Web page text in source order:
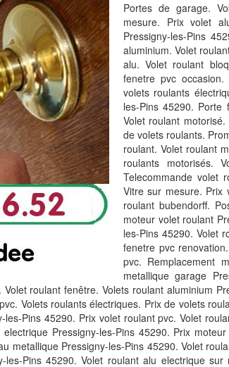
Portes de garage.
mesure. Prix volet
Pressigny-les-Pins
aluminium. Volet
alu. Volet roulant
fenetre pvc
volets roulants
les-Pins 45290. Porte
Volet roulant
de volets roulants.
roulant. Volet roulant
roulants motorisés.
Telecommande volet
Vitre sur mesure. Prix
roulant bubendorff.
moteur volet roulant
les-Pins 45290. Volet
fenetre pvc
pvc. Remplacement
metallique garage
roulant fenêtre. Volets roulant aluminium
Volets roulants électriques. Prix de volets
Pins 45290. Prix volet roulant pvc. Volet
Pressigny-les-Pins 45290. Prix
metallique Pressigny-les-Pins 45290. Volet
Pins 45290. Volet roulant alu electrique